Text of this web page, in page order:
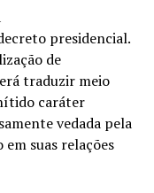
presidencial.
de
traduzir meio
caráter
vedada pela
suas relações